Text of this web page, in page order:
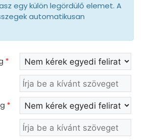
egy külön legördülő elemet. A
automatikusan
*
*